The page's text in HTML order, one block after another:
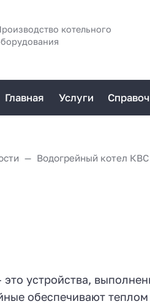
котельного
Главная Услуги
Водогрейный котел КВС
устройства,
обеспечивают